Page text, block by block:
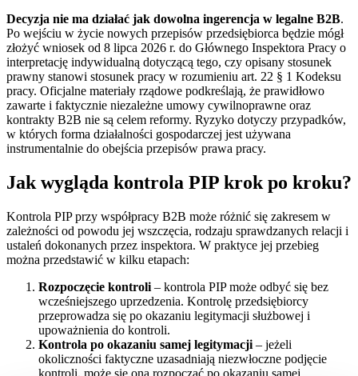
Decyzja nie ma działać jak dowolna ingerencja w legalne B2B.
Po wejściu w życie nowych przepisów przedsiębiorca będzie mógł
złożyć wniosek od 8 lipca 2026 r. do Głównego Inspektora Pracy o
interpretację indywidualną dotyczącą tego, czy opisany stosunek
prawny stanowi stosunek pracy w rozumieniu art. 22 § 1 Kodeksu
pracy. Oficjalne materiały rządowe podkreślają, że prawidłowo
zawarte i faktycznie niezależne umowy cywilnoprawne oraz
kontrakty B2B nie są celem reformy. Ryzyko dotyczy przypadków,
w których forma działalności gospodarczej jest używana
instrumentalnie do obejścia przepisów prawa pracy.
Jak wygląda kontrola PIP krok po kroku?
Kontrola PIP przy współpracy B2B może różnić się zakresem w
zależności od powodu jej wszczęcia, rodzaju sprawdzanych relacji i
ustaleń dokonanych przez inspektora. W praktyce jej przebieg
można przedstawić w kilku etapach:
Rozpoczęcie kontroli – kontrola PIP może odbyć się bez
wcześniejszego uprzedzenia. Kontrolę przedsiębiorcy
przeprowadza się po okazaniu legitymacji służbowej i
upoważnienia do kontroli.
Kontrola po okazaniu samej legitymacji – jeżeli
okoliczności faktyczne uzasadniają niezwłoczne podjęcie